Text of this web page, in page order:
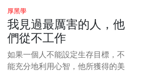
闆。 十年前，老李的這個老闆還是
一個創業中的窮小子，為了公司能
繼續做下去，不得不出去找錢。 見
了幾波投資人，但都沒有人願意資
助。 無奈之下，他就在一個投資人
厚黑學
我見過最厲害的人，他
們從不工作
如果一個人不能設定生存目標，不
能充分地利用心智，他所獲得的美